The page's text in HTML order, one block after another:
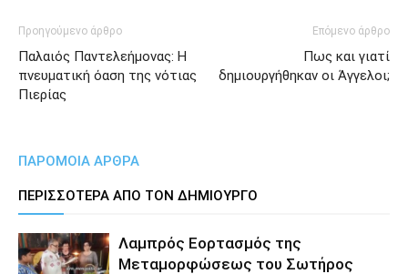
Προηγούμενο άρθρο
Παλαιός Παντελεήμονας: Η
πνευματική όαση της νότιας
Πιερίας
Επόμενο άρθρο
Πως και γιατί
δημιουργήθηκαν οι Άγγελοι;
ΠΑΡΟΜΟΙΑ ΑΡΘΡΑ
ΠΕΡΙΣΣΟΤΕΡΑ ΑΠΟ ΤΟΝ ΔΗΜΙΟΥΡΓΟ
Λαμπρός Εορτασμός της
Μεταμορφώσεως του Σωτήρος